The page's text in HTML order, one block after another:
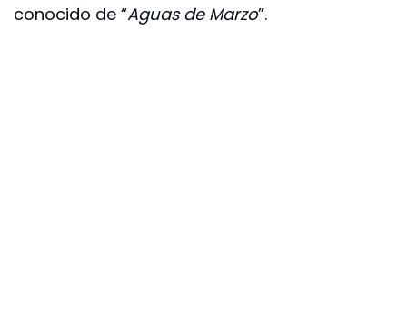
conocido de “Aguas de Marzo”.